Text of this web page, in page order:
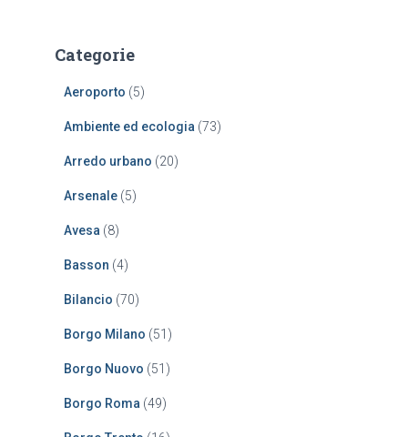
c
Categorie
Aeroporto (5)
Ambiente ed ecologia (73)
Arredo urbano (20)
Arsenale (5)
Avesa (8)
Basson (4)
Bilancio (70)
Borgo Milano (51)
Borgo Nuovo (51)
Borgo Roma (49)